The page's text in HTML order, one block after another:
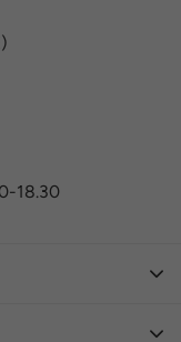
18.30